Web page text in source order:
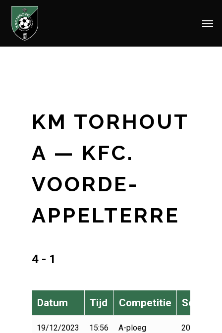
Skip
KM TORHOUT
A — KFC.
VOORDE-
APPELTERRE
4 - 1
Datum Tijd Competitie Seizoen
19/12/2023 15:56 A-ploeg 2023-2024